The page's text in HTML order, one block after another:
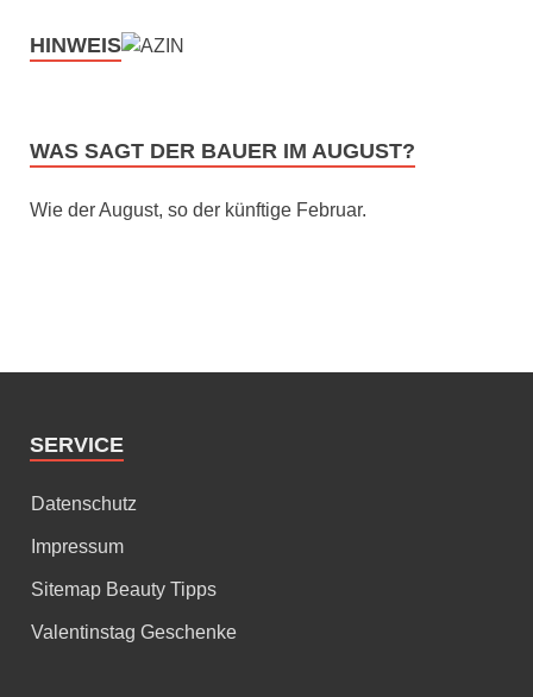
HINWEIS
WAS SAGT DER BAUER IM AUGUST?
Wie der August, so der künftige Februar.
SERVICE
Datenschutz
Impressum
Sitemap Beauty Tipps
Valentinstag Geschenke